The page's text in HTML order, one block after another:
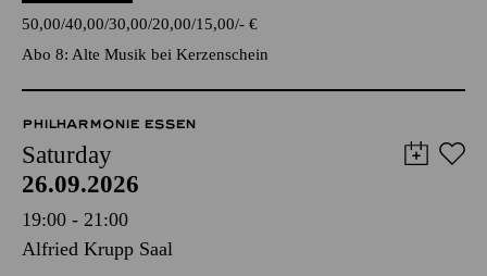
50,00 40,00 30,00 20,00 15,00 - €
Abo 8: Alte Musik bei Kerzenschein
PHILHARMONIE ESSEN
Saturday
26.09.2026
19:00 - 21:00
Alfried Krupp Saal